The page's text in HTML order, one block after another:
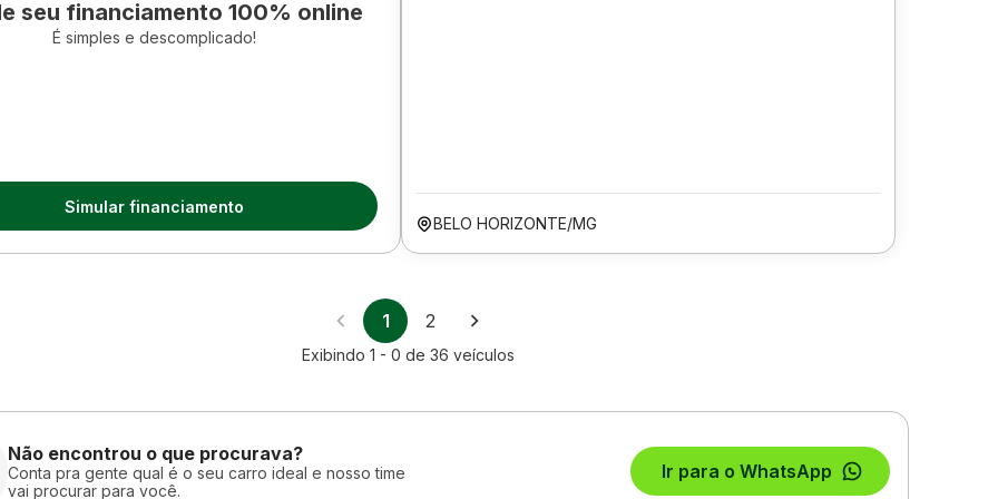
seu financiamento 100% online
É simples e descomplicado!
Simular financiamento
BELO HORIZONTE/MG
1 2
Exibindo 1 - 0 de 36 veículos
Não encontrou o que procurava?
Conta pra gente qual é o seu carro ideal e nosso time
vai procurar para você.
Ir para o WhatsApp